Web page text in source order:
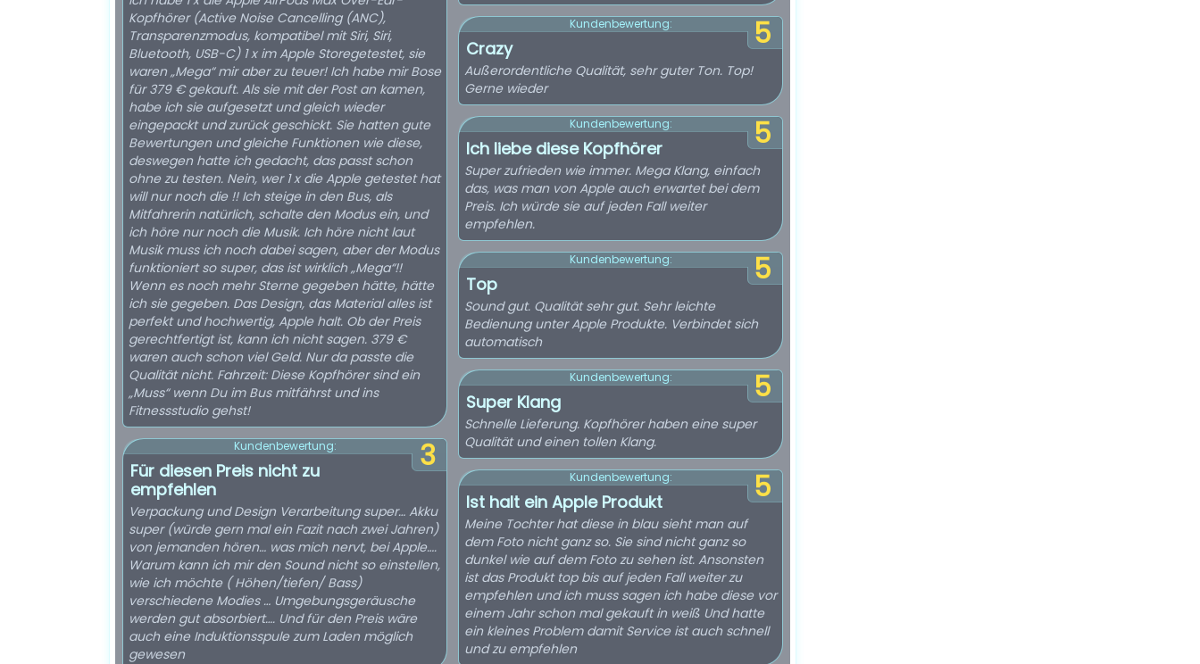
Kopfhörer (Active Noise Cancelling (ANC),
Transparenzmodus, kompatibel mit Siri, Siri,
Bluetooth, USB-C) 1 x im Apple Storegetestet, sie
waren „Mega“ mir aber zu teuer! Ich habe mir Bose
für 379 € gekauft. Als sie mit der Post an kamen,
habe ich sie aufgesetzt und gleich wieder
eingepackt und zurück geschickt. Sie hatten gute
Bewertungen und gleiche Funktionen wie diese,
deswegen hatte ich gedacht, das passt schon
ohne zu testen. Nein, wer 1 x die Apple getestet hat
will nur noch die !! Ich steige in den Bus, als
Mitfahrerin natürlich, schalte den Modus ein, und
ich höre nur noch die Musik. Ich höre nicht laut
Musik muss ich noch dabei sagen, aber der Modus
funktioniert so super, das ist wirklich „Mega“!!
Wenn es noch mehr Sterne gegeben hätte, hätte
ich sie gegeben. Das Design, das Material alles ist
perfekt und hochwertig, Apple halt. Ob der Preis
gerechtfertigt ist, kann ich nicht sagen. 379 €
waren auch schon viel Geld. Nur da passte die
Qualität nicht. Fahrzeit: Diese Kopfhörer sind ein
„Muss“ wenn Du im Bus mitfährst und ins
Fitnessstudio gehst!
3
Kundenbewertung:
Für diesen Preis nicht zu
empfehlen
Verpackung und Design Verarbeitung super… Akku
super (würde gern mal ein Fazit nach zwei Jahren)
von jemanden hören… was mich nervt, bei Apple….
Warum kann ich mir den Sound nicht so einstellen,
wie ich möchte ( Höhen/tiefen/ Bass)
verschiedene Modies … Umgebungsgeräusche
werden gut absorbiert…. Und für den Preis wäre
auch eine Induktionsspule zum Laden möglich
gewesen
5
Kundenbewertung:
Crazy
Außerordentliche Qualität, sehr guter Ton. Top!
Gerne wieder
5
Kundenbewertung:
Ich liebe diese Kopfhörer
Super zufrieden wie immer. Mega Klang, einfach
das, was man von Apple auch erwartet bei dem
Preis. Ich würde sie auf jeden Fall weiter
empfehlen.
5
Kundenbewertung:
Top
Sound gut. Qualität sehr gut. Sehr leichte
Bedienung unter Apple Produkte. Verbindet sich
automatisch
5
Kundenbewertung:
Super Klang
Schnelle Lieferung. Kopfhörer haben eine super
Qualität und einen tollen Klang.
5
Kundenbewertung:
Ist halt ein Apple Produkt
Meine Tochter hat diese in blau sieht man auf
dem Foto nicht ganz so. Sie sind nicht ganz so
dunkel wie auf dem Foto zu sehen ist. Ansonsten
ist das Produkt top bis auf jeden Fall weiter zu
empfehlen und ich muss sagen ich habe diese vor
einem Jahr schon mal gekauft in weiß Und hatte
ein kleines Problem damit Service ist auch schnell
und zu empfehlen